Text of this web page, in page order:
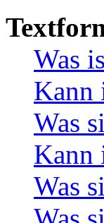
Was
Kann
Was
Kann
Was